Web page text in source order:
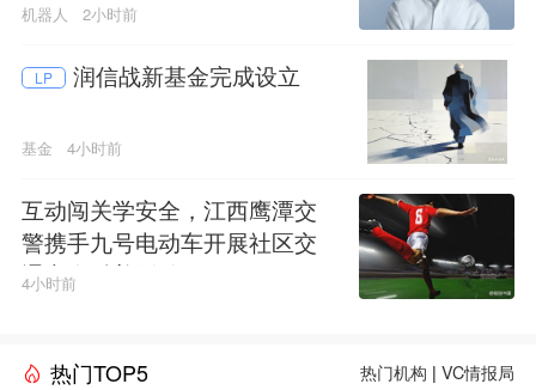
机器人 2小时前
LP 润信战新基金完成设立
基金 4小时前
互动闯关学安全，江西鹰潭交
警携手九号电动车开展社区交
通安全科普活动
4小时前
热门TOP5 热门机构 |VC情报局